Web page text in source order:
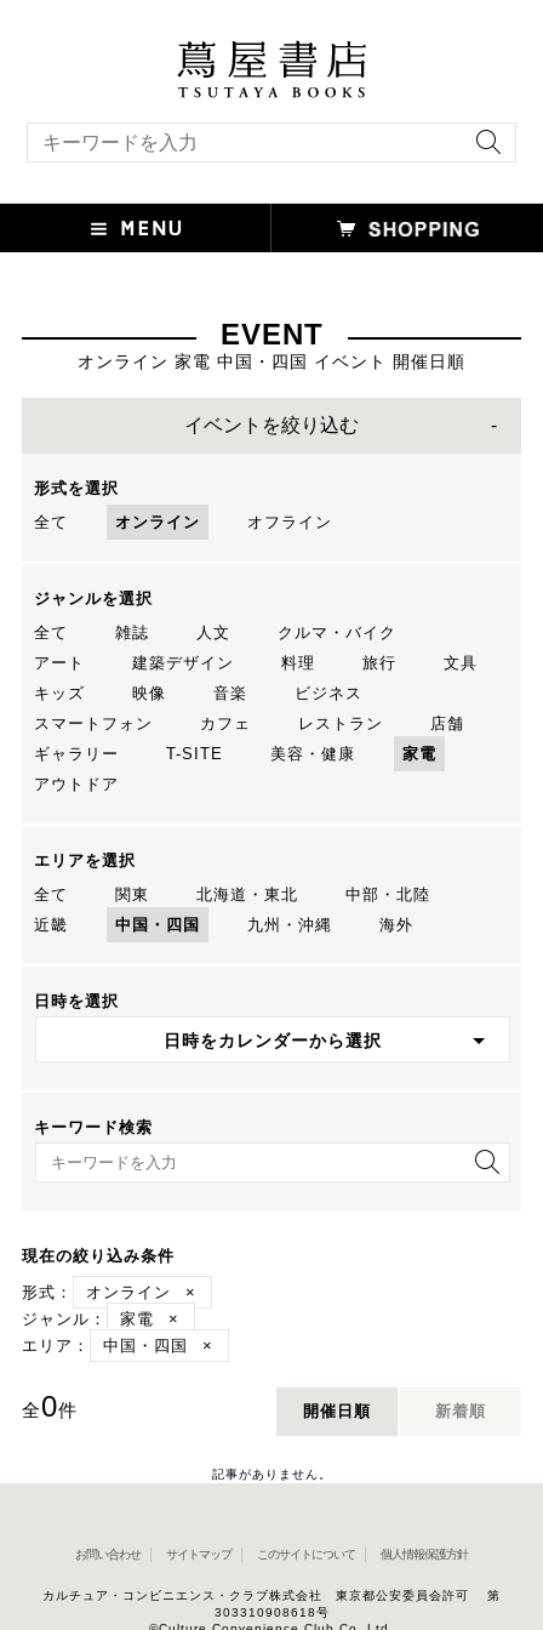
EVENT
オンライン 家電 中国・四国 イベント 開催日順
イベントを絞り込む
形式を選択
全て
オンライン オフライン
ジャンルを選択
全て
雑誌 人文
クルマ・バイク
アート
建築デザイン 料理 旅行
文具
キッズ
映像 音楽
ビジネス
スマートフォン
カフェ レストラン
店舗
ギャラリー
T-SITE 美容・健康
家電
アウトドア
エリアを選択
全て
関東 北海道・東北
中部・北陸
近畿
中国・四国 九州・沖縄 海外
日時を選択
日時をカレンダーから選択
キーワード検索
キーワード検索
現在の絞り込み条件
形式：
オンライン
×
ジャンル：
家電
×
エリア：
中国・四国 ×
全0件 開催日順 新着順
記事がありません。
お問い合わせ サイトマップ このサイトについて 個人情報保護方針
カルチュア・コンビニエンス・クラブ株式会社 東京都公安委員会許可 第
303310908618号